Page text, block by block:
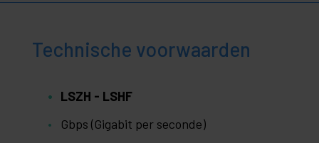
Technische voorwaarden
LSZH - LSHF
Gbps (Gigabit per seconde)